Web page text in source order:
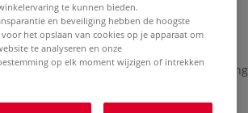
Jewellery Maker |
0 Beoordeling
Meer
te kunnen bieden.
en beveiliging hebben de hoogste
het opslaan van cookies op je apparaat om
te analyseren en onze
op elk moment wijzigen of intrekken